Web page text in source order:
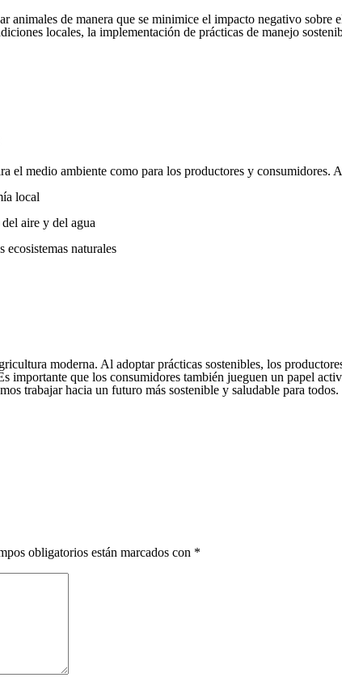
animales de manera que se minimice el impacto negativo
locales, la implementación de prácticas de manejo
el medio ambiente como para los productores y consumidores.
local
aire y del agua
naturales
moderna. Al adoptar prácticas sostenibles, los
importante que los consumidores también jueguen un papel
trabajar hacia un futuro más sostenible y saludable para todos.
obligatorios están marcados con *